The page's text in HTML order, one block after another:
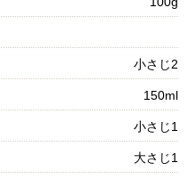
小さじ2
150ml
小さじ1
大さじ1